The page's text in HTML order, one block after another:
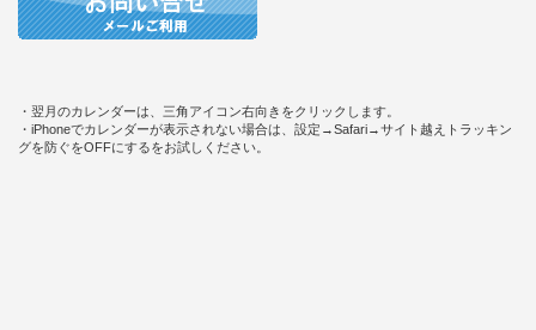
・翌月のカレンダーは、三角アイコン右向きをクリックします。
・iPhoneでカレンダーが表示されない場合は、設定→Safari→サイト越えトラッキン
グを防ぐをOFFにするをお試しください。